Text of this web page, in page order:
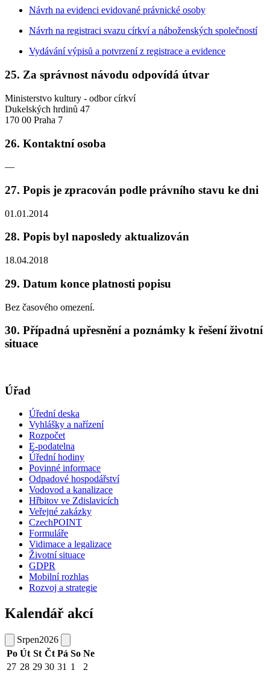
Návrh na evidenci evidované právnické osoby
Návrh na registraci svazu církví a náboženských společností
Vydávání výpisů a potvrzení z registrace a evidence
25. Za správnost návodu odpovídá útvar
Ministerstvo kultury - odbor církví
Dukelských hrdinů 47
170 00 Praha 7
26. Kontaktní osoba
—
27. Popis je zpracován podle právního stavu ke dni
01.01.2014
28. Popis byl naposledy aktualizován
18.04.2018
29. Datum konce platnosti popisu
Bez časového omezení.
30. Případná upřesnění a poznámky k řešení životní
situace
Úřad
Úřední deska
Vyhlášky a nařízení
Rozpočet
E-podatelna
Úřední hodiny
Povinné informace
Odpadové hospodářství
Vodovod a kanalizace
Hřbitov ve Zdislavicích
Veřejné zakázky
CzechPOINT
Formuláře
Vidimace a legalizace
Životní situace
GDPR
Mobilní rozhlas
Rozvoj a strategie
Kalendář akcí
Srpen2026
Po Út St Čt Pá So Ne
27 28 29 30 31 1
2